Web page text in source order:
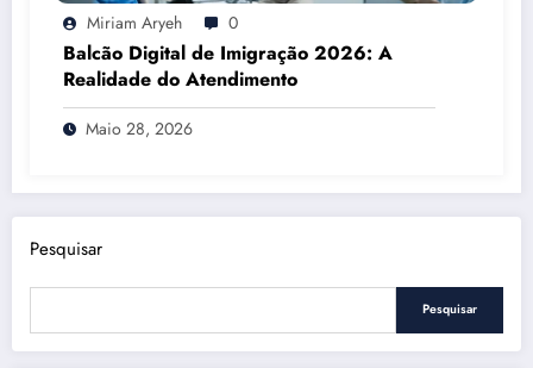
Miriam Aryeh 0
Balcão Digital de Imigração 2026: A
Realidade do Atendimento
Maio 28, 2026
Pesquisar
Pesquisar